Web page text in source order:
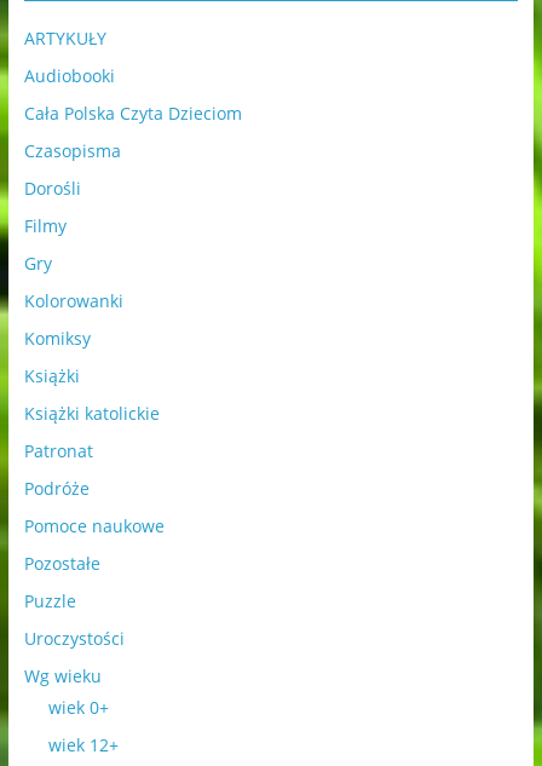
ARTYKUŁY
Audiobooki
Cała Polska Czyta Dzieciom
Czasopisma
Dorośli
Filmy
Gry
Kolorowanki
Komiksy
Książki
Książki katolickie
Patronat
Podróże
Pomoce naukowe
Pozostałe
Puzzle
Uroczystości
Wg wieku
wiek 0+
wiek 12+